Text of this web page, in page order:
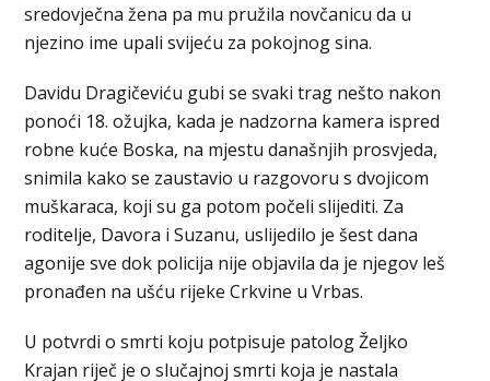
sredovječna žena pa mu pružila novčanicu da u
njezino ime upali svijeću za pokojnog sina.
Davidu Dragičeviću gubi se svaki trag nešto nakon
ponoći 18. ožujka, kada je nadzorna kamera ispred
robne kuće Boska, na mjestu današnjih prosvjeda,
snimila kako se zaustavio u razgovoru s dvojicom
muškaraca, koji su ga potom počeli slijediti. Za
roditelje, Davora i Suzanu, uslijedilo je šest dana
agonije sve dok policija nije objavila da je njegov leš
pronađen na ušću rijeke Crkvine u Vrbas.
U potvrdi o smrti koju potpisuje patolog Željko
Krajan riječ je o slučajnoj smrti koja je nastala